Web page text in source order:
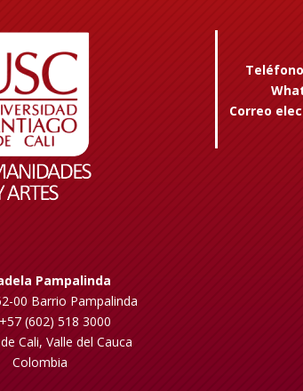
Pampalinda
00 Barrio Pampalinda
(602) 518 3000
Cali, Valle del Cauca
Colombia
Correo